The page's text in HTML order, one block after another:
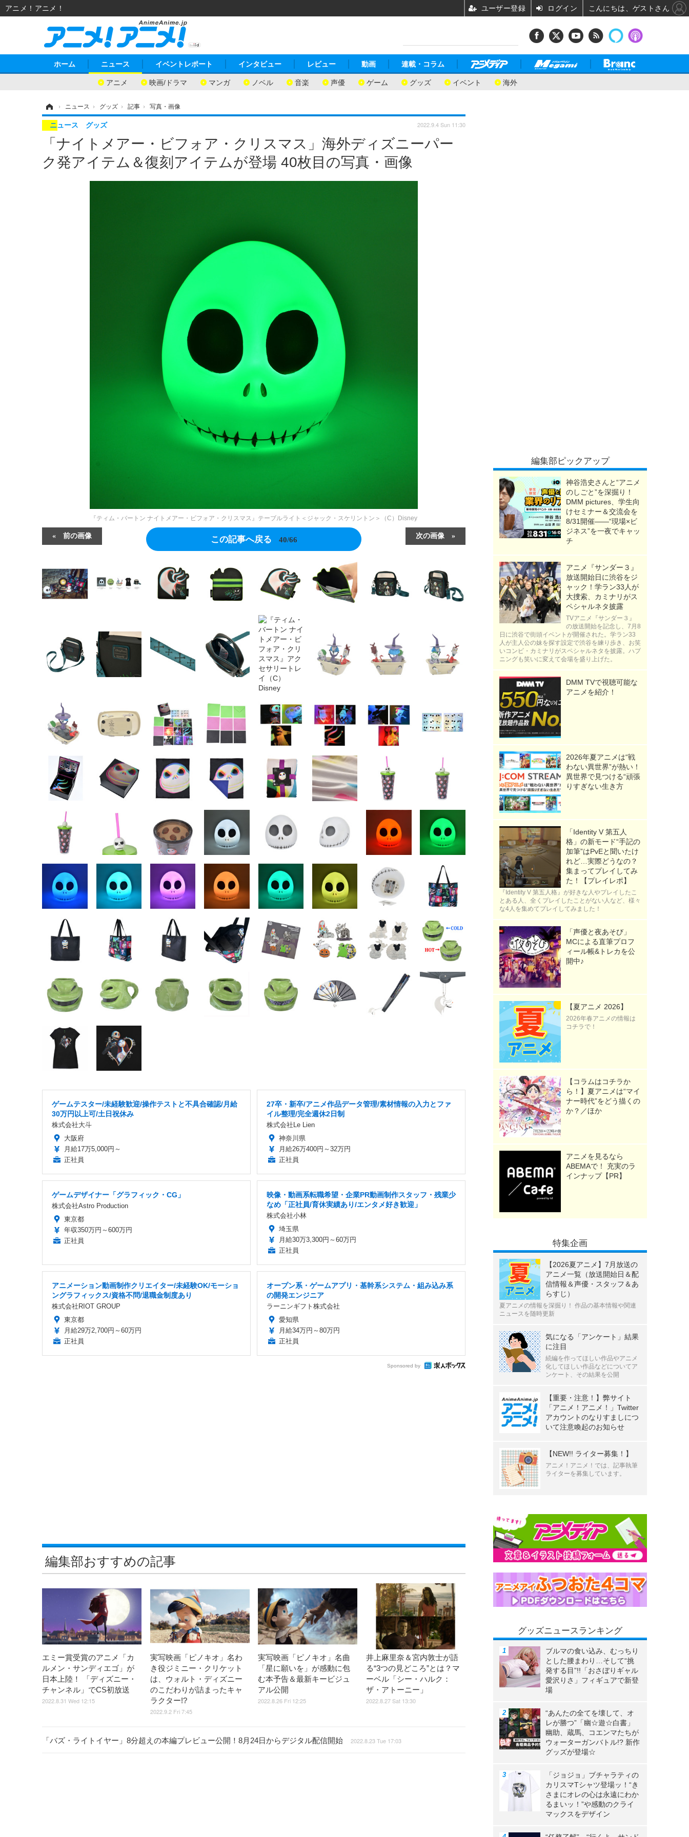
ホーム ニュース
アニメ 映画/ドラマ マンガ ノベル 音楽 声優 ゲーム グッズ イベント 海外
イベントレポート インタビュー レビュー 動画 連載・コラム
› ニュース › グッズ › 記事 › 写真・画像
「ナイトメアー・ビフォア・クリスマス」海外ディズニーパー
ク発アイテム＆復刻アイテムが登場 40枚目の写真・画像
ニュース グッズ 2022.9.4 Sun 11:30
『ティム・バートン ナイトメアー・ビフォア・クリスマス』テーブルライト＜ジャック・スケリントン＞（C）Disney
前の画像 次の画像
この記事へ戻る 40/66
ゲームテスター/未経験歓迎/操作テストと不具合確認/月給
30万円以上可/土日祝休み
株式会社大斗
大阪府
月給17万5,000円～
正社員
27卒・新卒/アニメ作品データ管理/素材情報の入力とファ
イル整理/完全週休2日制
株式会社Le Lien
神奈川県
月給26万400円～32万円
正社員
ゲームデザイナー「グラフィック・CG」
株式会社Astro Production
東京都
年収350万円～600万円
正社員
映像・動画系転職希望・企業PR動画制作スタッフ・残業少
なめ「正社員/育休実績あり/エンタメ好き歓迎」
株式会社小林
埼玉県
月給30万3,300円～60万円
正社員
アニメーション動画制作クリエイター/未経験OK/モーショ
ングラフィックス/資格不問/退職金制度あり
株式会社RIOT GROUP
東京都
月給29万2,700円～60万円
正社員
オープン系・ゲームアプリ・基幹系システム・組み込み系
の開発エンジニア
ラーニンギフト株式会社
愛知県
月給34万円～80万円
正社員
Sponsored by
編集部おすすめの記事
エミー賞受賞のアニメ「カ
ルメン・サンディエゴ」が
日本上陸！ 「ディズニー・
チャンネル」でCS初放送
2022.8.31 Wed 12:15
実写映画「ピノキオ」名わ
き役ジミニー・クリケット
は、ウォルト・ディズニー
のこだわりが詰まったキャ
ラクター!?
2022.9.2 Fri 7:45
実写映画「ピノキオ」名曲
「星に願いを」が感動に包
む本予告＆最新キービジュ
アル公開
2022.8.26 Fri 12:25
井上麻里奈＆宮内敦士が語
る“3つの見どころ”とは？マ
ーベル「シー・ハルク：
ザ・アトーニー」
2022.8.27 Sat 13:30
「バズ・ライトイヤー」8分超えの本編プレビュー公開！8月24日からデジタル配信開始 2022.8.23 Tue 17:03
編集部ピックアップ
神谷浩史さんと“アニメ
のしごと”を深掘り！
DMM pictures、学生向
けセミナー＆交流会を
8/31開催――“現場×ビ
ジネス”を一夜でキャッ
チ
アニメ『サンダー３』
放送開始日に渋谷をジ
ャック！学ラン33人が
大捜索、カミナリがス
ペシャルネタ披露
TVアニメ『サンダー３』
の放送開始を記念し、7月8
日に渋谷で街頭イベントが開催された。学ラン33
人が主人公の妹を探す設定で渋谷を練り歩き、お笑
いコンビ・カミナリがスペシャルネタを披露。ハプ
ニングも笑いに変えて会場を盛り上げた。
DMM TVで視聴可能な
アニメを紹介！
2026年夏アニメは“戦
わない異世界”が熱い！
異世界で見つける“頑張
りすぎない生き方
「Identity V 第五人
格」の新モード“手記の
加筆”はPvEと聞いたけ
れど…実際どうなの？
集まってプレイしてみ
た！【プレイレポ】
『Identity V 第五人格』が好きな人やプレイしたこ
とある人、全くプレイしたことがない人など、様々
な4人を集めてプレイしてみました！
「声優と夜あそび」
MCによる直筆プロフ
ィール帳&トレカを公
開中♪
【夏アニメ 2026】
2026年春アニメの情報は
コチラで！
【コラムはコチラか
ら！】夏アニメは“マイ
ナー時代”をどう描くの
か？／ほか
アニメを見るなら
ABEMAで！ 充実のラ
インナップ【PR】
特集企画
【2026夏アニメ】7月放送の
アニメ一覧（放送開始日＆配
信情報＆声優・スタッフ＆あ
らすじ）
夏アニメの情報を深掘り！ 作品の基本情報や関連
ニュースを随時更新
気になる「アンケート」結果
に注目
続編を作ってほしい作品やアニメ
化してほしい作品などについてア
ンケート、その結果を公開
【重要・注意！】弊サイト
「アニメ！アニメ！」Twitter
アカウントのなりすましにつ
いて注意喚起のお知らせ
【NEW!! ライター募集！】
アニメ！アニメ！では、記事執筆
ライターを募集しています。
グッズニュースランキング
ブルマの食い込み、むっちり
とした腰まわり…そして“挑
発する目”!!「おさぼりギャル
愛沢りさ」フィギュアで新登
場
“あんたの全てを壊して、オ
レが勝つ”「幽☆遊☆白書」
幽助、蔵馬、コエンマたちが
ウォーターガンバトル!? 新作
グッズが登場☆
「ジョジョ」ブチャラティの
カリスマTシャツ登場ッ！“き
さまにオレの心は永遠にわか
るまいッ！”や感動のクライ
マックスをデザイン
アニメ！アニメ！ ユーザー登録 ログイン こんにちは、ゲストさん